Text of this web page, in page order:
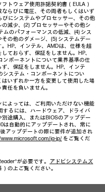
トウェア使用許諾契約書（EULA）
らびに電圧、その両者もしくはいず
びにシステムやプロセッサー、その他
減少、(2) プロセッサーやその他シ
ムのパフォーマンスの低減、(4) シス
の他のダメージ、(5) システムデー
HP、インテル、AMDは、仕様を超
ておらず、保証をしません。HP、
ンポーネントについて業界基準の仕
、保証をしません。HP、インテ
システム・コンポーネントについ
いずれか一方を変更して使用した場
任を負いません。
よっては、ご利用いただけない機能
するには、ハードウェア、ドライバ
途購入、またはBIOSのアップデー
は自動的にアップデートされ、常に
アップデートの際に要件が追加され
ja-jp/ をご覧くだ
が必要です。 アドビシステムズ
の上ご覧ください。